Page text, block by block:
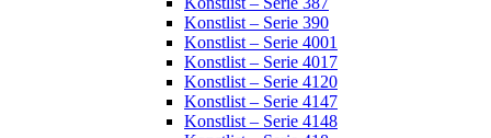
Konstlist – Serie 390
Konstlist – Serie 4001
Konstlist – Serie 4017
Konstlist – Serie 4120
Konstlist – Serie 4147
Konstlist – Serie 4148